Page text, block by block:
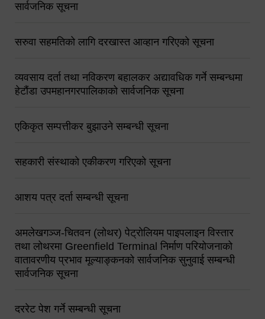
सार्वजनिक सूचना
सरुवा सहमतिको लागि दरखास्त आव्हान गरिएको सूचना
व्यवसाय दर्ता तथा नविकरण बहालकर अद्यावधिक गर्ने सम्बन्धमा
हेटौंडा उपमहानगरपालिकाको सार्वजनिक सूचना
एकिकृत सम्पत्तीकर बुझाउने सम्बन्धी सूचना
सहकारी संस्थाको एकीकरण गरिएको सूचना
आशय पत्र दर्ता सम्बन्धी सूचना
अमलेखगञ्ज-चितवन (लोथर) पेट्रोलियम पाइपलाइन विस्तार
तथा लोथरमा Greenfield Terminal निर्माण परियोजनाको
वातावरणीय प्रभाव मूल्याङ्कनको सार्वजनिक सुनुवाई सम्बन्धी
सार्वजनिक सूचना
दररेट पेश गर्ने सम्बन्धी सूचना